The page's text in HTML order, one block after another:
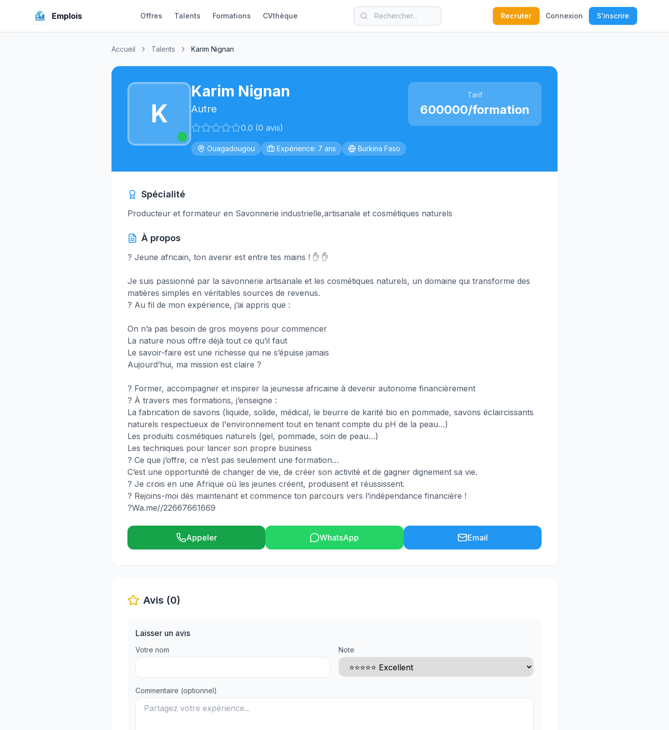
Emplois Offres Talents Formations CVthèque Recruter Connexion S'inscrire
Accueil Talents Karim Nignan
K
Karim Nignan
Autre
0.0 (0 avis)
Ouagadougou Expérience: 7 ans Burkina Faso
Tarif
600000/formation
Spécialité
Producteur et formateur en Savonnerie industrielle,artisanale et cosmétiques naturels
À propos
? Jeune africain, ton avenir est entre tes mains ! ✋ ✋
Je suis passionné par la savonnerie artisanale et les cosmétiques naturels, un domaine qui transforme des
matières simples en véritables sources de revenus.
? Au fil de mon expérience, j’ai appris que :
On n’a pas besoin de gros moyens pour commencer
La nature nous offre déjà tout ce qu’il faut
Le savoir-faire est une richesse qui ne s’épuise jamais
Aujourd’hui, ma mission est claire ?
? Former, accompagner et inspirer la jeunesse africaine à devenir autonome financièrement
? À travers mes formations, j’enseigne :
La fabrication de savons (liquide, solide, médical, le beurre de karité bio en pommade, savons éclaircissants
naturels respectueux de l'environnement tout en tenant compte du pH de la peau…)
Les produits cosmétiques naturels (gel, pommade, soin de peau…)
Les techniques pour lancer son propre business
? Ce que j’offre, ce n’est pas seulement une formation…
C’est une opportunité de changer de vie, de créer son activité et de gagner dignement sa vie.
? Je crois en une Afrique où les jeunes créent, produisent et réussissent.
? Rejoins-moi dès maintenant et commence ton parcours vers l’indépendance financière !
?Wa.me//22667661669
Appeler WhatsApp Email
Avis (0)
Laisser un avis
Votre nom Note
Commentaire (optionnel)